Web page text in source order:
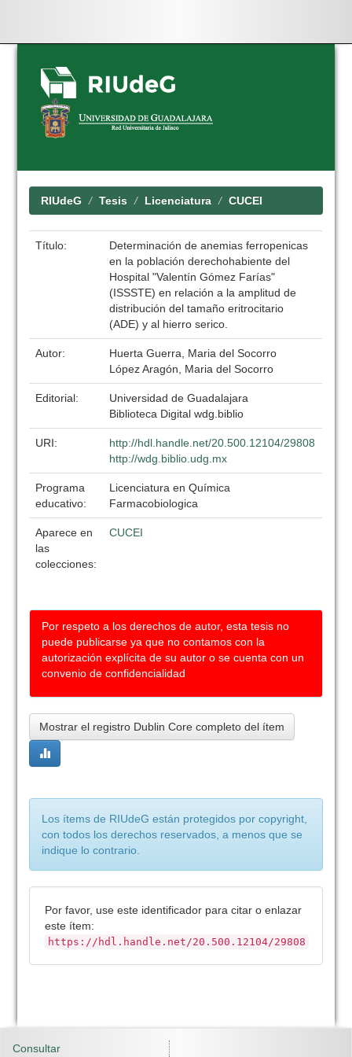
Skip
navigation
RIUdeG Tesis Licenciatura CUCEI
Título:
Determinación de anemias ferropenicas
en la población derechohabiente del
Hospital "Valentín Gómez Farías"
(ISSSTE) en relación a la amplitud de
distribución del tamaño eritrocitario
(ADE) y al hierro serico.
Autor:
Huerta Guerra, Maria del Socorro
López Aragón, Maria del Socorro
Editorial:
Universidad de Guadalajara
Biblioteca Digital wdg.biblio
URI:
http://hdl.handle.net/20.500.12104/29808
http://wdg.biblio.udg.mx
Programa
educativo:
Licenciatura en Química
Farmacobiologica
Aparece en
las
colecciones:
CUCEI
Por respeto a los derechos de autor, esta tesis no
puede publicarse ya que no contamos con la
autorización explícita de su autor o se cuenta con un
convenio de confidencialidad
Mostrar el registro Dublin Core completo del ítem
Los ítems de RIUdeG están protegidos por copyright,
con todos los derechos reservados, a menos que se
indique lo contrario.
Por favor, use este identificador para citar o enlazar
este ítem:
https://hdl.handle.net/20.500.12104/29808
Consultar